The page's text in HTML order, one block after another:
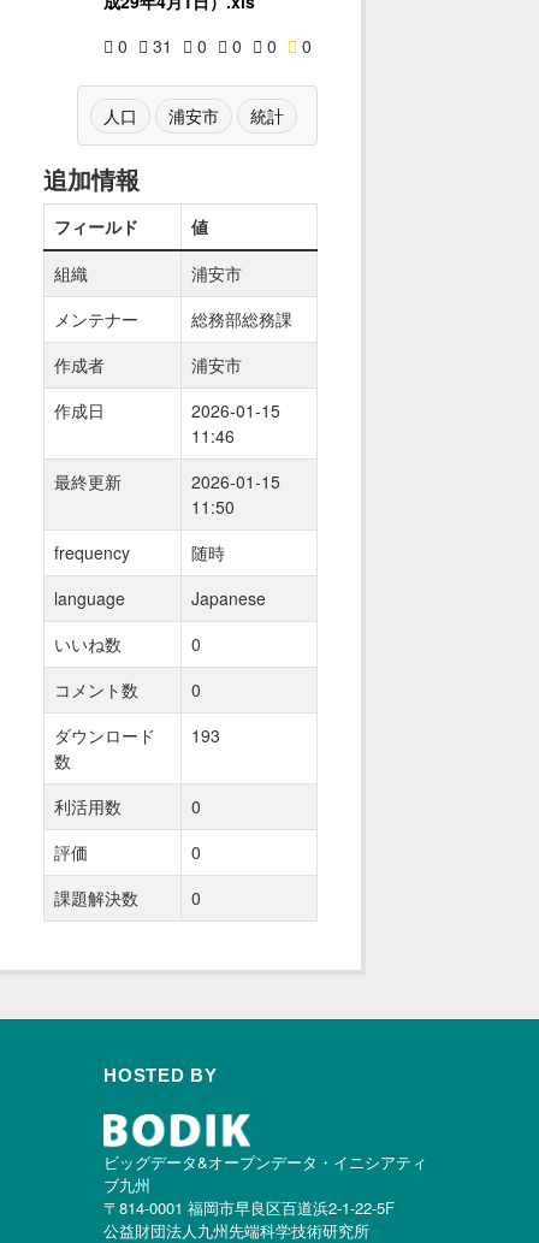
0
31 0 0 0 0
人口 浦安市 統計
追加情報
フィールド
値
組織
浦安市
メンテナー
総務部総務課
作成者
浦安市
作成日
2026-01-15
11:46
最終更新
2026-01-15
11:50
frequency
随時
language
Japanese
いいね数
0
コメント数
0
ダウンロード
数
193
利活用数
0
評価
0
課題解決数
0
HOSTED BY
ビッグデータ&オープンデータ・イニシアティ
ブ九州
〒814-0001 福岡市早良区百道浜2-1-22-5F
公益財団法人九州先端科学技術研究所